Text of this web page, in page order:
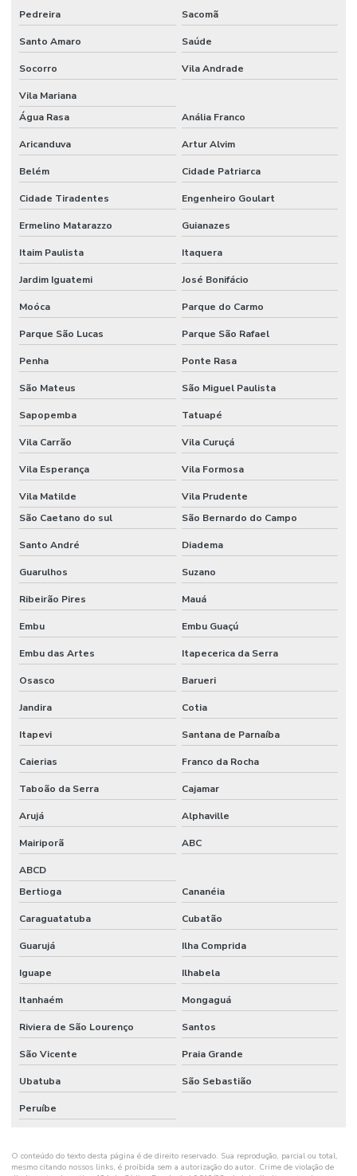
Empresa terceirizada de bombeiro civil
Empresas de bombeiro civil
Empresas de consultoria em segurança do trabalho sp
Engenharia de segurança do trabalho consultoria
Fiscalização de paradas de manutenção
Formação em coaching de segurança do trabalho
Formação executiva em SST
Gerenciamento de paradas de manutenção
Gestão de produtos químicos
Gestão em saúde e segurança ocupacional
Gestão de segurança do trabalho
Higiene ocupacional e medicina do trabalho
Higiene ocupacional no ambiente de trabalho
Licença para meio ambiente industrial
Nebosh igc
Pcmso nr 7
Pcmso preço
Pcmso segurança do trabalho
Perfil profissiográfico previdenciário ppp
Pericia ambiental trabalhista
Planejamento e implantação do pcmso
Ppra empresa prestadora de serviços
Ppra nr 9
Ppra pcmso preço
Prestação de serviço de bombeiro civil
Programa de condições e meio ambiente de trabalho
Programa de controle médico e saúde ocupacional nr 7
Projeto de trabalho em altura
Psm certificação
Segurança do trabalho consultoria
Segurança do trabalho empresa
Segurança do trabalho e higiene ocupacional
Segurança e higiene do trabalho
Pedreira Sacomã
Santo Amaro Saúde
Socorro Vila Andrade
Vila Mariana
Água Rasa
Anália Franco
Aricanduva Artur Alvim
Belém Cidade Patriarca
Cidade Tiradentes Engenheiro Goulart
Ermelino Matarazzo Guianazes
Itaim Paulista Itaquera
Jardim Iguatemi José Bonifácio
Moóca Parque do Carmo
Parque São Lucas Parque São Rafael
Penha Ponte Rasa
São Mateus São Miguel Paulista
Sapopemba Tatuapé
Vila Carrão Vila Curuçá
Vila Esperança Vila Formosa
Vila Matilde
Vila Prudente
São Caetano do sul
São Bernardo do Campo
Santo André Diadema
Guarulhos Suzano
Ribeirão Pires Mauá
Embu Embu Guaçú
Embu das Artes Itapecerica da Serra
Osasco Barueri
Jandira Cotia
Itapevi Santana de Parnaíba
Caierias Franco da Rocha
Taboão da Serra Cajamar
Arujá Alphaville
Mairiporã ABC
ABCD
Bertioga
Cananéia
Caraguatatuba Cubatão
Guarujá Ilha Comprida
Iguape Ilhabela
Itanhaém Mongaguá
Riviera de São Lourenço Santos
São Vicente Praia Grande
Ubatuba São Sebastião
Peruíbe
O conteúdo do texto desta página é de direito reservado. Sua reprodução, parcial ou total,
mesmo citando nossos links, é proibida sem a autorização do autor. Crime de violação de